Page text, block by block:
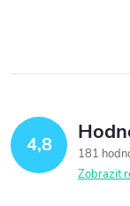
4,8
181
Zobrazit